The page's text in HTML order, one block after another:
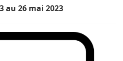
au 26 mai 2023